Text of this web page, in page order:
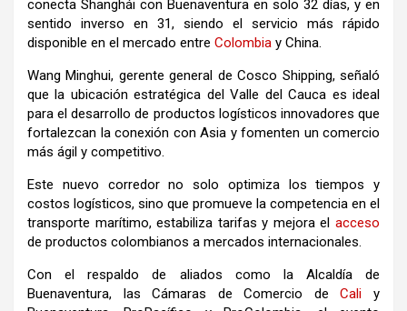
conecta Shanghái con Buenaventura en solo 32 días, y en
sentido inverso en 31, siendo el servicio más rápido
disponible en el mercado entre Colombia y China.
Wang Minghui, gerente general de Cosco Shipping, señaló
que la ubicación estratégica del Valle del Cauca es ideal
para el desarrollo de productos logísticos innovadores que
fortalezcan la conexión con Asia y fomenten un comercio
más ágil y competitivo.
Este nuevo corredor no solo optimiza los tiempos y
costos logísticos, sino que promueve la competencia en el
transporte marítimo, estabiliza tarifas y mejora el acceso
de productos colombianos a mercados internacionales.
Con el respaldo de aliados como la Alcaldía de
Buenaventura, las Cámaras de Comercio deCali y